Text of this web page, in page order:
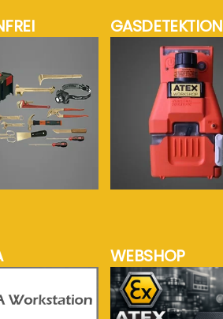
GASDETEKTION
mehr Info...
WEBSHOP